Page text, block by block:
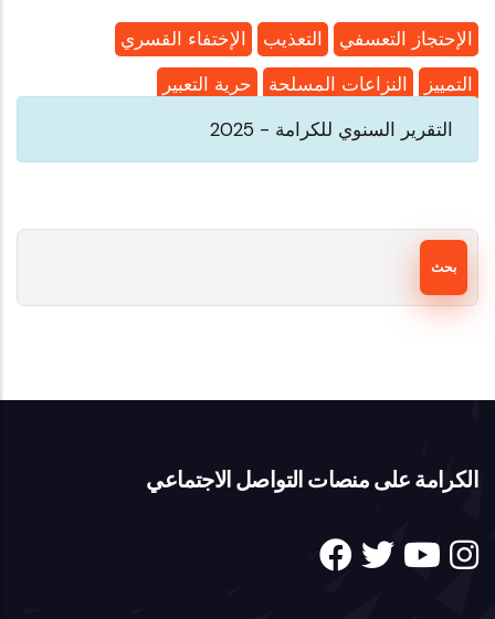
الإختفاء القسري التعذيب
الإحتجاز التعسفي
حرية التعبير
النزاعات المسلحة
التمييز
التقرير السنوي للكرامة - 2025
الكرامة على منصات التواصل الاجتماعي